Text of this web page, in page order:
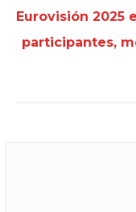
Eurovisión 2025
participantes,